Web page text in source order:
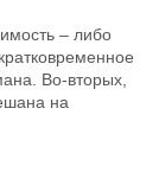
– либо
Во-вторых,
на